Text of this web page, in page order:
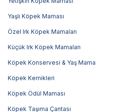
Yaşlı Köpek Maması
Özel Irk Köpek Mamaları
Küçük Irk Köpek Mamaları
Köpek Konservesi & Yaş Mama
Köpek Kemikleri
Köpek Ödül Maması
Köpek Taşıma Çantası